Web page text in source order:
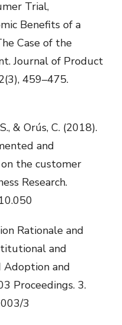
Trial,
Benefits of a
Case of the
Journal of Product
459–475.
& Orús, C. (2018).
and
the customer
Research.
Rationale and
and
Adoption and
Proceedings. 3.
3